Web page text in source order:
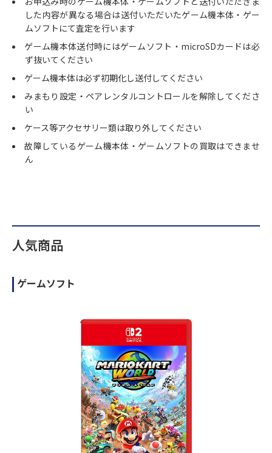
した内容が異なる場合は送付いただいたゲーム機本体・ゲー
ムソフトにて査定を行います
ゲーム機本体送付時にはゲームソフト・microSDカードは必
ず抜いてください
ゲーム機本体は必ず初期化し送付してください
みまもり設定・ペアレンタルコントロールを解除してくださ
い
ケース等アクセサリー類は取り外してください
故障しているゲーム機本体・ゲームソフトの買取はできませ
ん
人気商品
ゲームソフト